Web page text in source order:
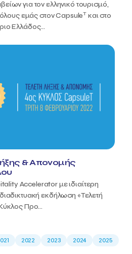
για τον ελληνικό τουρισμό,
όλους εμάς στον CapsuleT και στο
Ελλάδος...
& Απονομής
Accelerator με ιδιαίτερη
εκδήλωση «Τελετή
Προ...
2022 2023 2024
2025